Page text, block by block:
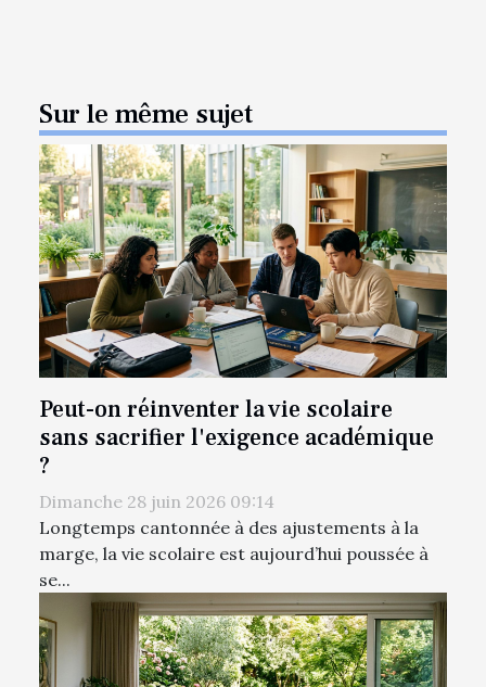
Sur le même sujet
Peut-on réinventer la vie scolaire
sans sacrifier l'exigence académique
?
Dimanche 28 juin 2026 09:14
Longtemps cantonnée à des ajustements à la
marge, la vie scolaire est aujourd’hui poussée à
se...